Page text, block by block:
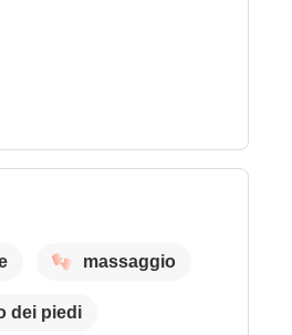
massaggio
dei piedi